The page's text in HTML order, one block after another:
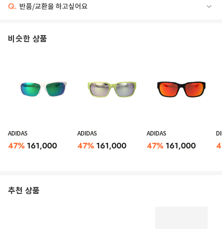
Q. 반품/교환을 하고싶어요
비슷한 상품
ADIDAS
47% 161,000
ADIDAS
47% 161,000
ADIDAS
47% 161,000
추천 상품